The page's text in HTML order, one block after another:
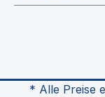
* Alle Preise